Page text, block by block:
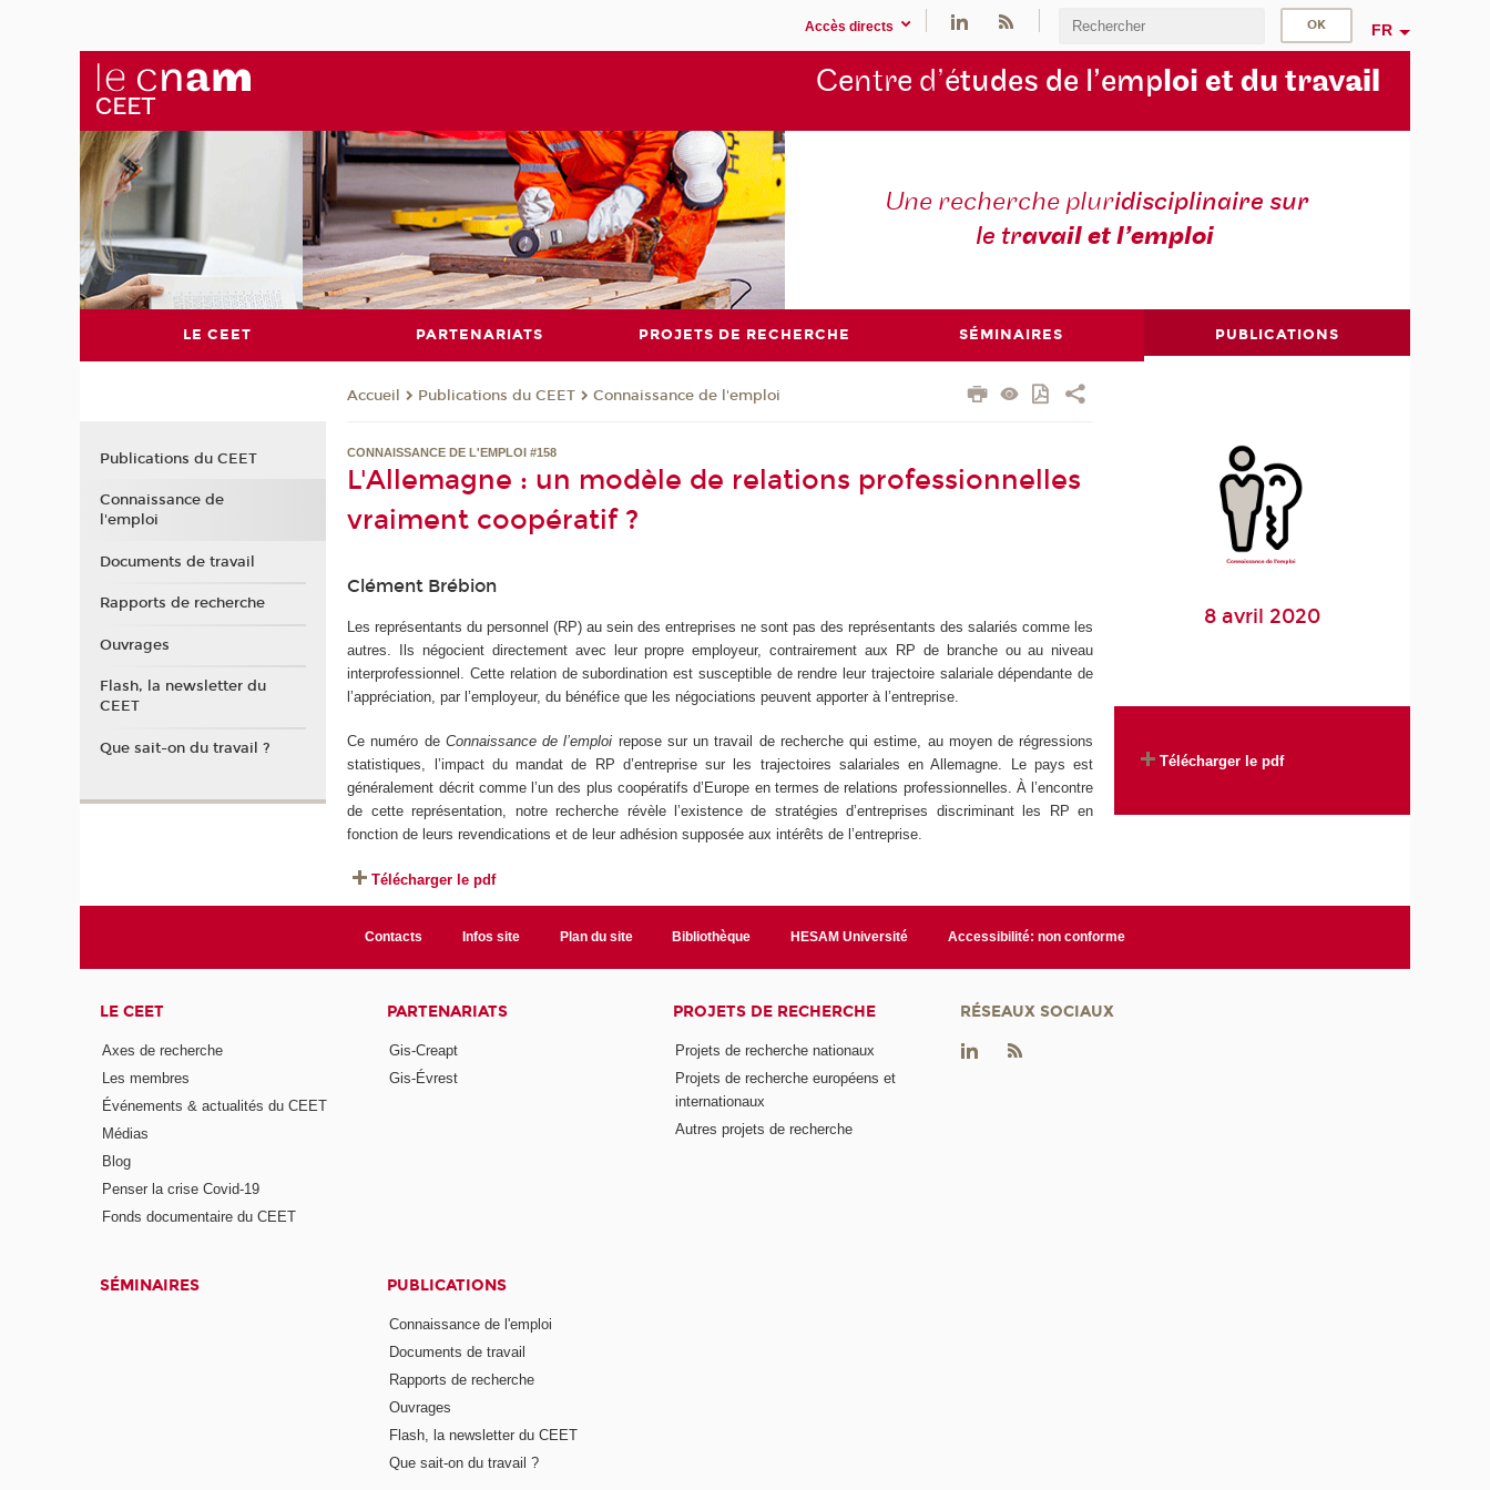
Accès directs FR
Centre d’études de l’emploi et du travail
Une recherche pluridisciplinaire sur
le travail et l’emploi
LE CEET PARTENARIATS PROJETS DE RECHERCHE SÉMINAIRES PUBLICATIONS
Accueil Publications du CEET Connaissance de l'emploi
CONNAISSANCE DE L'EMPLOI #158
L'Allemagne : un modèle de relations professionnelles
vraiment coopératif ?
Clément Brébion
Les représentants du personnel (RP) au sein des entreprises ne sont pas des représentants des salariés comme les
autres. Ils négocient directement avec leur propre employeur, contrairement aux RP de branche ou au niveau
interprofessionnel. Cette relation de subordination est susceptible de rendre leur trajectoire salariale dépendante de
l’appréciation, par l’employeur, du bénéfice que les négociations peuvent apporter à l’entreprise.
Ce numéro de Connaissance de l’emploi repose sur un travail de recherche qui estime, au moyen de régressions
statistiques, l’impact du mandat de RP d’entreprise sur les trajectoires salariales en Allemagne. Le pays est
généralement décrit comme l’un des plus coopératifs d’Europe en termes de relations professionnelles. À l’encontre
de cette représentation, notre recherche révèle l’existence de stratégies d’entreprises discriminant les RP en
fonction de leurs revendications et de leur adhésion supposée aux intérêts de l’entreprise.
Télécharger le pdf
8 avril 2020
Télécharger le pdf
Publications du CEET
Connaissance de
l'emploi
Documents de travail
Rapports de recherche
Ouvrages
Flash, la newsletter du
CEET
Que sait-on du travail ?
Contacts Infos site Plan du site Bibliothèque HESAM Université Accessibilité: non conforme
LE CEET
Axes de recherche
Les membres
Événements & actualités du CEET
Médias
Blog
Penser la crise Covid-19
Fonds documentaire du CEET
PARTENARIATS
Gis-Creapt
Gis-Évrest
PROJETS DE RECHERCHE
Projets de recherche nationaux
Projets de recherche européens et
internationaux
Autres projets de recherche
SÉMINAIRES PUBLICATIONS
Connaissance de l'emploi
Documents de travail
Rapports de recherche
Ouvrages
Flash, la newsletter du CEET
Que sait-on du travail ?
RÉSEAUX SOCIAUX